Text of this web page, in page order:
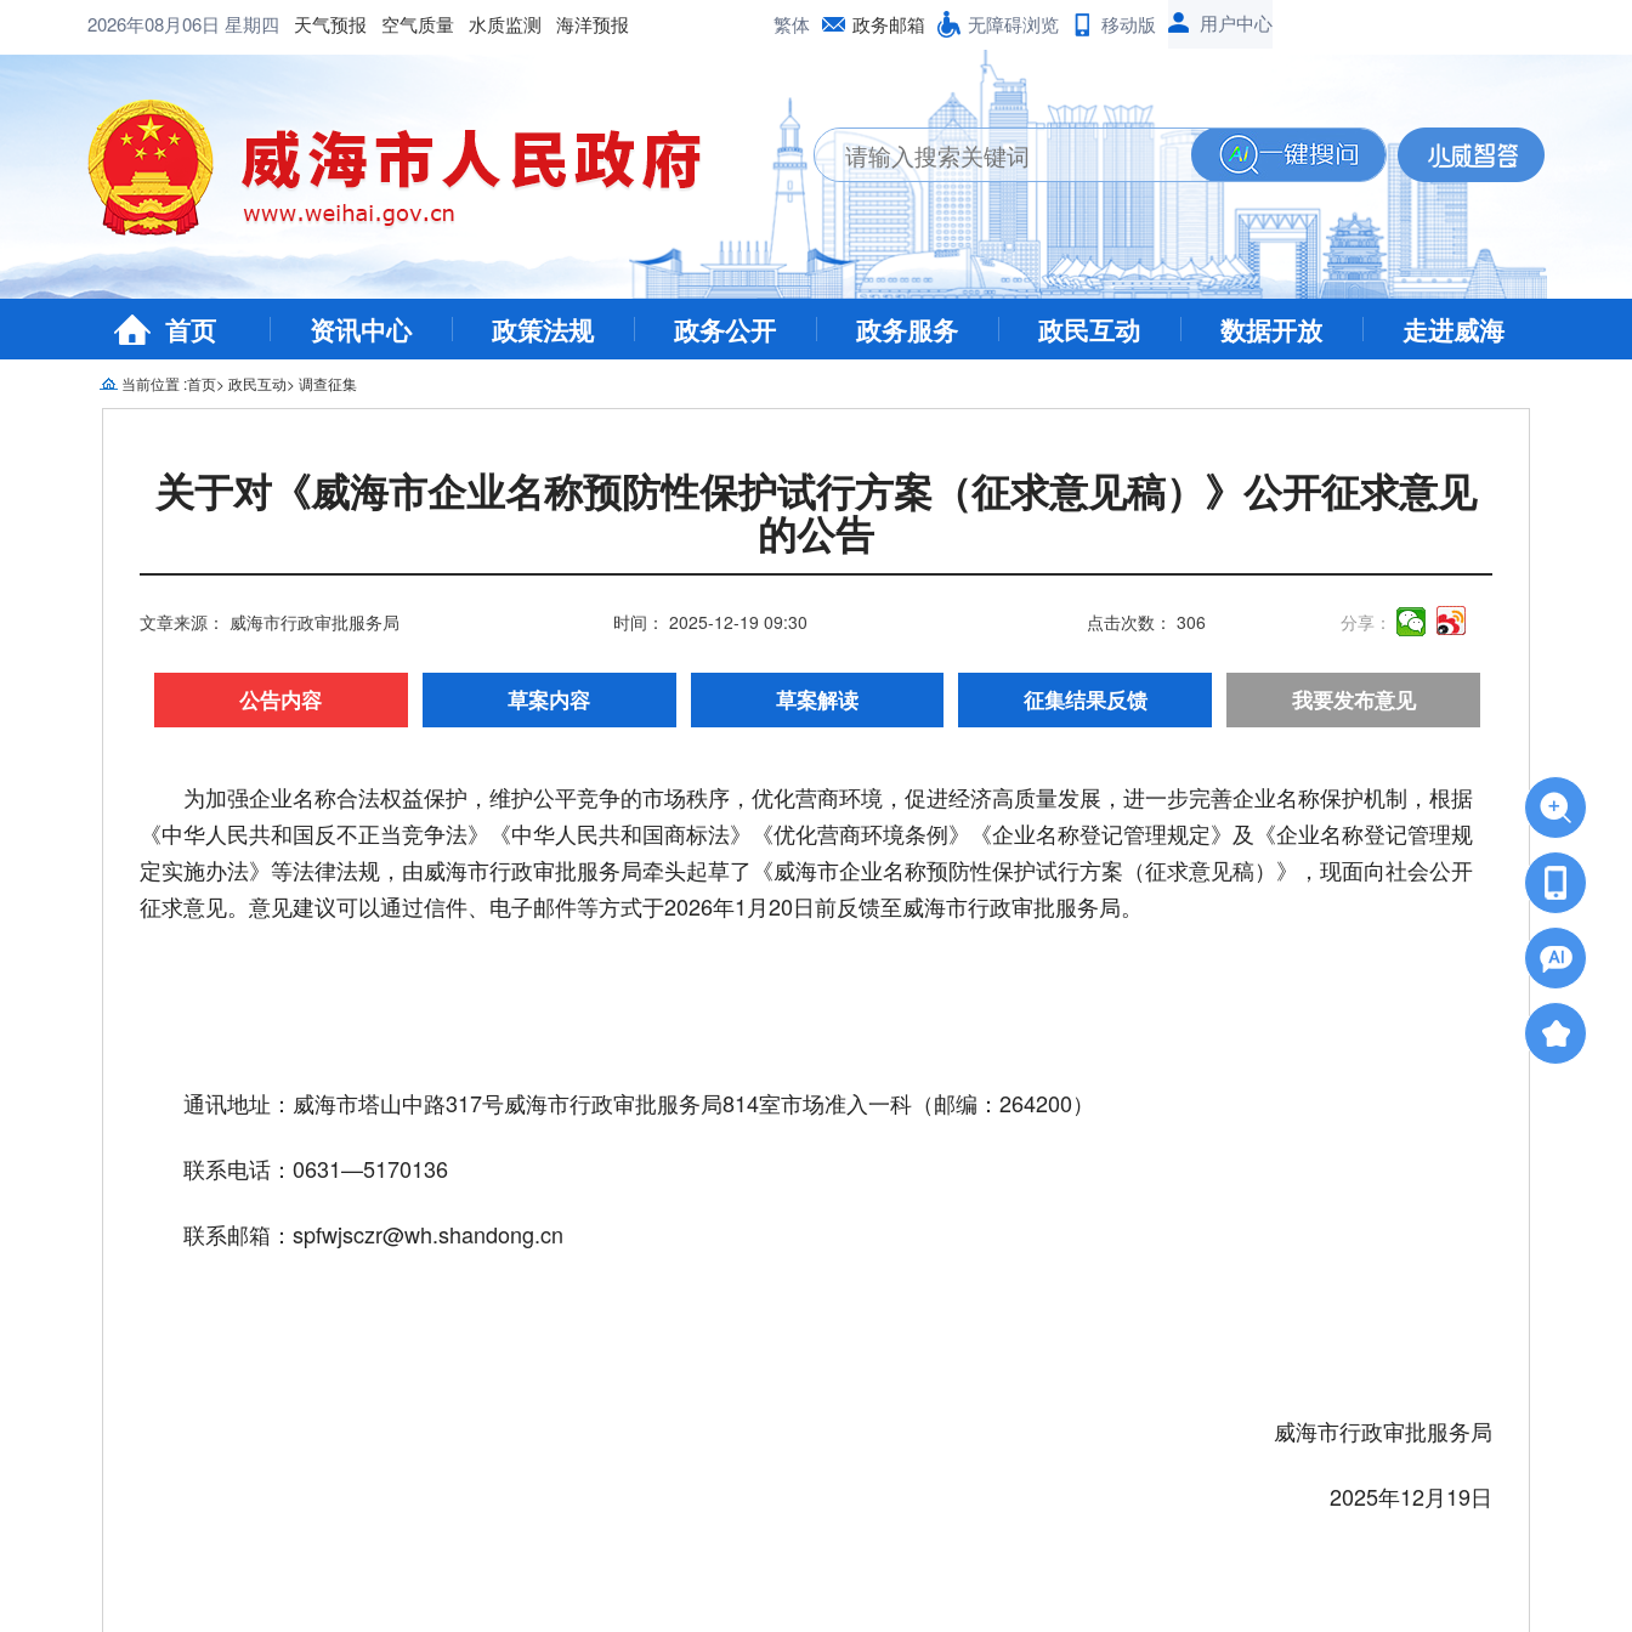
2026年08月06日 星期四 天气预报 空气质量 水质监测 海洋预报 繁体 政务邮箱 无障碍浏览 移动版
首页 资讯中心 政策法规 政务公开 政务服务 政民互动 数据开放 走进威海
当前位置 :首页> 政民互动> 调查征集
关于对《威海市企业名称预防性保护试行方案（征求意见稿）》公开征求意见
的公告
文章来源： 威海市行政审批服务局 时间： 2025-12-19 09:30 点击次数： 306 分享：
公告内容 草案内容 草案解读 征集结果反馈 我要发布意见
为加强企业名称合法权益保护，维护公平竞争的市场秩序，优化营商环境，促进经济高质量发展，进一步完善企业名称保护机制，根据
《中华人民共和国反不正当竞争法》《中华人民共和国商标法》《优化营商环境条例》《企业名称登记管理规定》及《企业名称登记管理规
定实施办法》等法律法规，由威海市行政审批服务局牵头起草了《威海市企业名称预防性保护试行方案（征求意见稿）》，现面向社会公开
征求意见。意见建议可以通过信件、电子邮件等方式于2026年1月20日前反馈至威海市行政审批服务局。
通讯地址：威海市塔山中路317号威海市行政审批服务局814室市场准入一科（邮编：264200）
联系电话：0631—5170136
联系邮箱：spfwjsczr@wh.shandong.cn
威海市行政审批服务局
2025年12月19日